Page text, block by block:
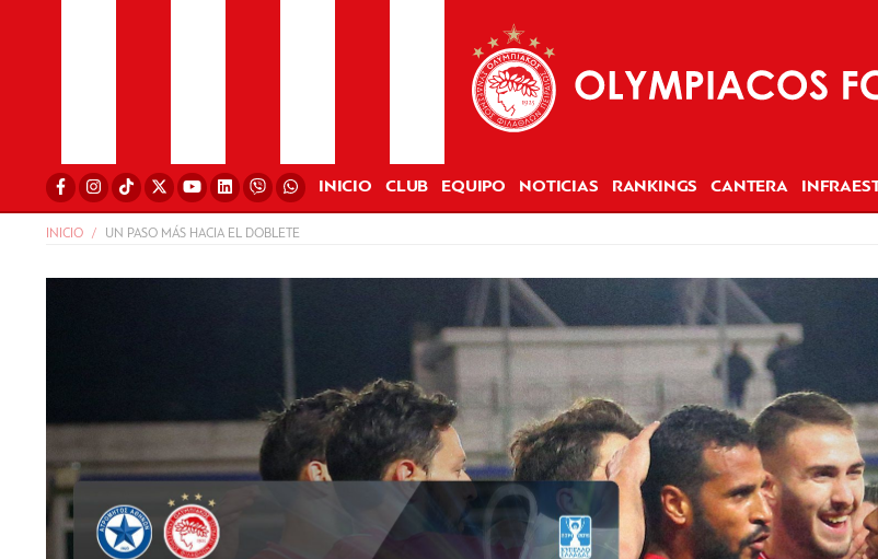
INICIO CLUB EQUIPO NOTICIAS RANKINGS CANTERA
INICIO UN PASO MÁS HACIA EL DOBLETE